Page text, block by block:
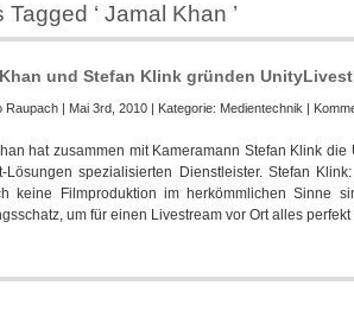
Tagged ‘ Jamal Khan ’
und Stefan Klink gründen
Raupach | Mai 3rd, 2010 | Kategorie: Medientechnik |
hat zusammen mit Kameramann Stefan Klink
Lösungen spezialisierten Dienstleister. Stefan
keine Filmproduktion im herkömmlichen Sinne
um für einen Livestream vor Ort alles